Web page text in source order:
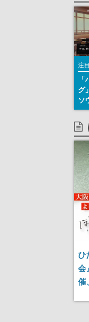
注
グ
ソ
『
イ
失
ひ
会
催